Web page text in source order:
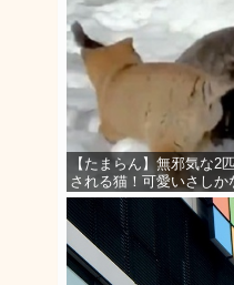
【たまらん】無邪気な2
される猫！可愛いさしか